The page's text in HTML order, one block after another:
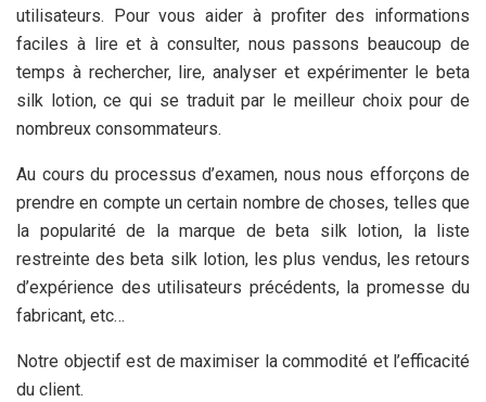
utilisateurs. Pour vous aider à profiter des informations
faciles à lire et à consulter, nous passons beaucoup de
temps à rechercher, lire, analyser et expérimenter le beta
silk lotion, ce qui se traduit par le meilleur choix pour de
nombreux consommateurs.
Au cours du processus d’examen, nous nous efforçons de
prendre en compte un certain nombre de choses, telles que
la popularité de la marque de beta silk lotion, la liste
restreinte des beta silk lotion, les plus vendus, les retours
d’expérience des utilisateurs précédents, la promesse du
fabricant, etc…
Notre objectif est de maximiser la commodité et l’efficacité
du client.